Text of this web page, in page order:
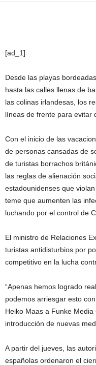
[ad_1]
Desde las playas
hasta las calles llenas de
las colinas irlandesas, los
líneas de frente para evitar
Con el inicio de las
de personas cansadas de
de turistas borrachos
las reglas de alienación
estadounidenses que
teme que aumenten las
luchando por el control de
El ministro de Relaciones
turistas antidisturbios por
competitivo en la lucha
“Apenas hemos logrado
podemos arriesgar esto
Heiko Maas a Funke
introducción de nuevas
A partir del jueves, las
españolas ordenaron el